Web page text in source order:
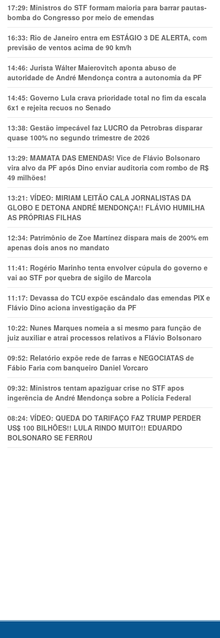
17:29: Ministros do STF formam maioria para barrar pautas-
bomba do Congresso por meio de emendas
16:33: Rio de Janeiro entra em ESTÁGIO 3 DE ALERTA, com
previsão de ventos acima de 90 km/h
14:46: Jurista Wálter Maierovitch aponta abuso de
autoridade de André Mendonça contra a autonomia da PF
14:45: Governo Lula crava prioridade total no fim da escala
6x1 e rejeita recuos no Senado
13:38: Gestão impecável faz LUCRO da Petrobras disparar
quase 100% no segundo trimestre de 2026
13:29: MAMATA DAS EMENDAS! Vice de Flávio Bolsonaro
vira alvo da PF após Dino enviar auditoria com rombo de R$
49 milhões!
13:21: VÍDEO: MIRIAM LEITÃO CALA JORNALISTAS DA
GLOBO E DETONA ANDRÉ MENDONÇA!! FLÁVIO HUMILHA
AS PRÓPRIAS FILHAS
12:34: Patrimônio de Zoe Martínez dispara mais de 200% em
apenas dois anos no mandato
11:41: Rogério Marinho tenta envolver cúpula do governo e
vai ao STF por quebra de sigilo de Marcola
11:17: Devassa do TCU expõe escândalo das emendas PIX e
Flávio Dino aciona investigação da PF
10:22: Nunes Marques nomeia a si mesmo para função de
juiz auxiliar e atrai processos relativos a Flávio Bolsonaro
09:52: Relatório expõe rede de farras e NEGOCIATAS de
Fábio Faria com banqueiro Daniel Vorcaro
09:32: Ministros tentam apaziguar crise no STF apos
ingerência de André Mendonça sobre a Polícia Federal
08:24: VÍDEO: QUEDA DO TARIFAÇO FAZ TRUMP PERDER
US$ 100 BILHÕES!! LULA RINDO MUITO!! EDUARDO
BOLSONARO SE FERR0U